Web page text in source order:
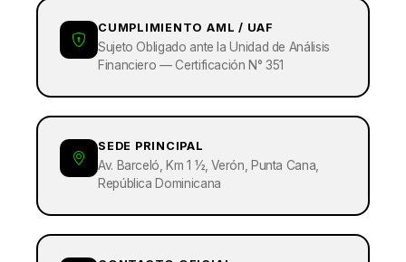
CUMPLIMIENTO AML / UAF
Sujeto Obligado ante la Unidad de Análisis
Financiero — Certificación N° 351
SEDE PRINCIPAL
Av. Barceló, Km 1 ½, Verón, Punta Cana,
República Dominicana